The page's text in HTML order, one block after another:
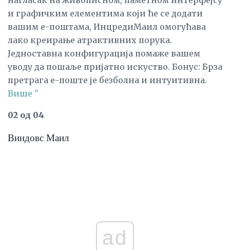
и графичким елементима који ће се додати
вашим е-поштама, ИнцредиМаил омогућава
лако креирање атрактивних порука.
Једноставна конфигурација помаже вашем
уводу да пошаље пријатно искуство. Бонус: Брза
претрага е-поште је безболна и интуитивна.
Више "
02 од 04
Виндовс Маил
ad